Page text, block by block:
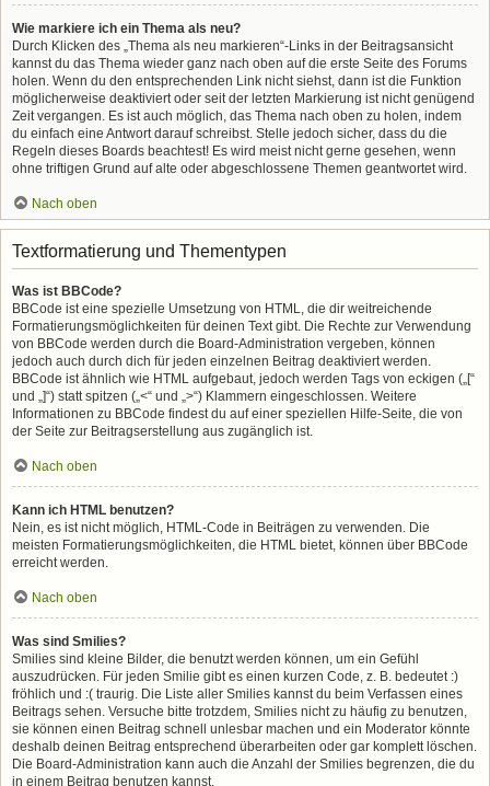
Wie markiere ich ein Thema als neu?
Durch Klicken des „Thema als neu markieren“-Links in der Beitragsansicht
kannst du das Thema wieder ganz nach oben auf die erste Seite des Forums
holen. Wenn du den entsprechenden Link nicht siehst, dann ist die Funktion
möglicherweise deaktiviert oder seit der letzten Markierung ist nicht genügend
Zeit vergangen. Es ist auch möglich, das Thema nach oben zu holen, indem
du einfach eine Antwort darauf schreibst. Stelle jedoch sicher, dass du die
Regeln dieses Boards beachtest! Es wird meist nicht gerne gesehen, wenn
ohne triftigen Grund auf alte oder abgeschlossene Themen geantwortet wird.
Nach oben
Textformatierung und Thementypen
Was ist BBCode?
BBCode ist eine spezielle Umsetzung von HTML, die dir weitreichende
Formatierungsmöglichkeiten für deinen Text gibt. Die Rechte zur Verwendung
von BBCode werden durch die Board-Administration vergeben, können
jedoch auch durch dich für jeden einzelnen Beitrag deaktiviert werden.
BBCode ist ähnlich wie HTML aufgebaut, jedoch werden Tags von eckigen („[“
und „]“) statt spitzen („<“ und „>“) Klammern eingeschlossen. Weitere
Informationen zu BBCode findest du auf einer speziellen Hilfe-Seite, die von
der Seite zur Beitragserstellung aus zugänglich ist.
Nach oben
Kann ich HTML benutzen?
Nein, es ist nicht möglich, HTML-Code in Beiträgen zu verwenden. Die
meisten Formatierungsmöglichkeiten, die HTML bietet, können über BBCode
erreicht werden.
Nach oben
Was sind Smilies?
Smilies sind kleine Bilder, die benutzt werden können, um ein Gefühl
auszudrücken. Für jeden Smilie gibt es einen kurzen Code, z. B. bedeutet :)
fröhlich und :( traurig. Die Liste aller Smilies kannst du beim Verfassen eines
Beitrags sehen. Versuche bitte trotzdem, Smilies nicht zu häufig zu benutzen,
sie können einen Beitrag schnell unlesbar machen und ein Moderator könnte
deshalb deinen Beitrag entsprechend überarbeiten oder gar komplett löschen.
Die Board-Administration kann auch die Anzahl der Smilies begrenzen, die du
in einem Beitrag benutzen kannst.